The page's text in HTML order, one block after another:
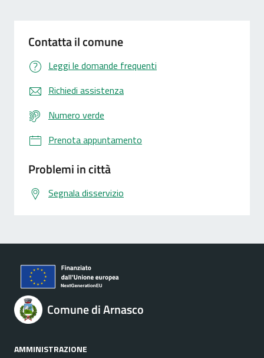
Contatta il comune
Leggi le domande frequenti
Richiedi assistenza
Numero verde
Prenota appuntamento
Problemi in città
Segnala disservizio
Comune di Arnasco
AMMINISTRAZIONE